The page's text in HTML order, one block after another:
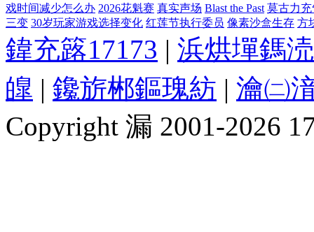
戏时间减少怎么办 2026花魁赛 真实声场 Blast the Past 莫古力
三变 30岁玩家游戏选择变化 红莲节执行委员 像素沙盒生存 方
鍏充簬17173 | 浜烘墠鎷
皥 | 鑱旂郴鏂瑰紡 | 瀹㈡
Copyright 漏 2001-2026